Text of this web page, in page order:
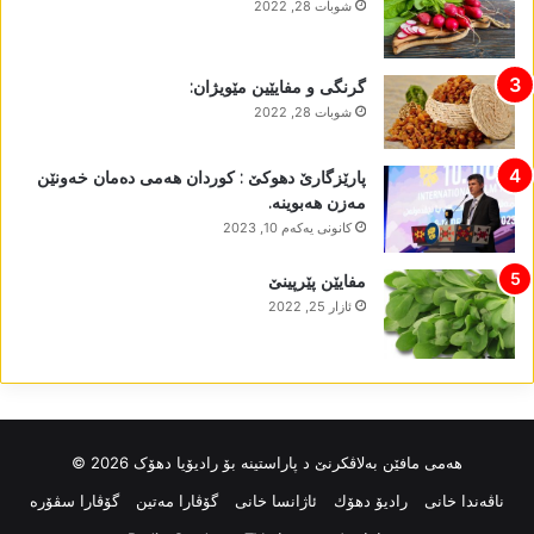
شوبات 28, 2022
گرنگی و مفایێین مێویژان:
شوبات 28, 2022
پارێزگارێ دھوکێ : کوردان ھەمی دەمان خەونێن
مەزن ھەبوینە.
كانونی یه‌كه‌م 10, 2023
مفایێن پێرپینێ
ئازار 25, 2022
ھەمی مافێن بەلاڤکرنێ د پاراستینە بۆ رادیۆیا دھۆک 2026 ©
ناڤه‌ندا خانی
رادیۆ دهۆك ئاژانسا خانی گۆڤارا مەتین
گۆڤارا سڤۆرە